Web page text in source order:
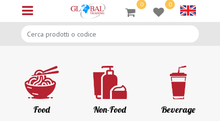
Open menu
0 0
Food Non-Food Beverage